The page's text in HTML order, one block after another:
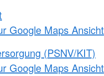
Google Maps Ansicht
(PSNV/KIT)
Google Maps Ansicht